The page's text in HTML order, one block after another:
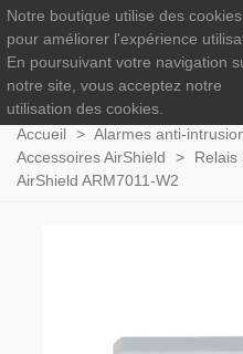
Accueil > Alarmes anti-
Accessoires AirShield
>
Relais
AirShield ARM7011-W2
Notre boutique utilise des cookies
pour améliorer l'expérience
En poursuivant votre navigation
notre site, vous acceptez notre
utilisation des cookies.